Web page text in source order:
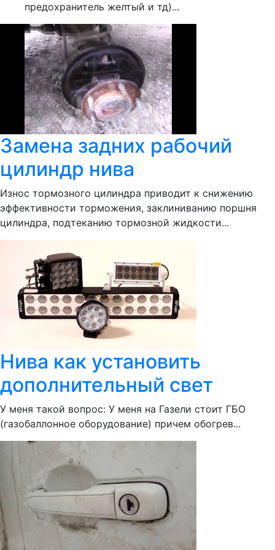
предохранитель желтый и тд)...
Замена задних рабочий
цилиндр нива
Износ тормозного цилиндра приводит к снижению
эффективности торможения, заклиниванию поршня
цилиндра, подтеканию тормозной жидкости...
Нива как установить
дополнительный свет
У меня такой вопрос: У меня на Газели стоит ГБО
(газобаллонное оборудование) причем обогрев...